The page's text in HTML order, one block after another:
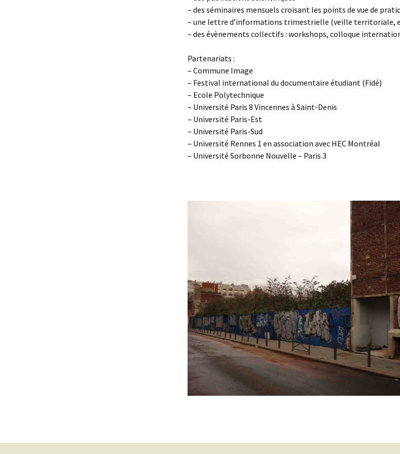
– des séminaires mensuels croisant les points de vue de
– une lettre d’informations trimestrielle (veille territoriale,
– des évènements collectifs : workshops, colloque
Partenariats :
– Commune Image
– Festival international du documentaire étudiant (Fidé)
– Ecole Polytechnique
– Université Paris 8 Vincennes à Saint-Denis
– Université Paris-Est
– Université Paris-Sud
– Université Rennes 1 en association avec HEC Montréal
– Université Sorbonne Nouvelle – Paris 3